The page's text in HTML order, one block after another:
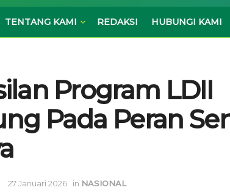
TENTANG KAMI REDAKSI HUBUNGI KAMI
Program LDII
Pada Peran
27 Januari 2026 in NASIONAL